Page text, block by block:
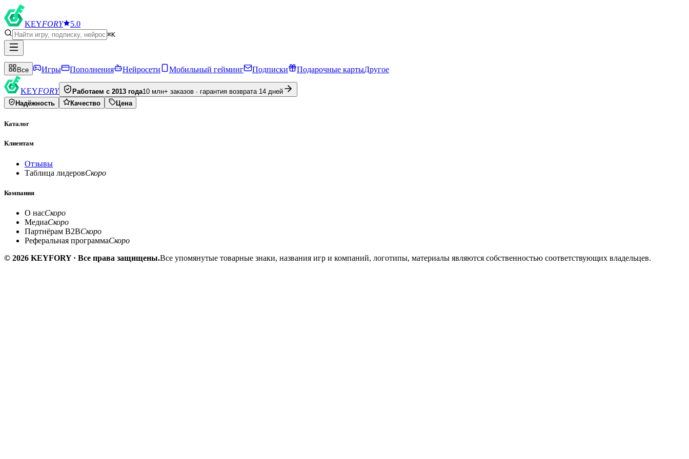
KEYFORY 5.0
⌘K
Все Игры Пополнения Нейросети Мобильный гейминг Подписки Подарочные картыДругое
KEYFORY Работаем с 2013 года10 млн+ заказов · гарантия возврата 14 дней
Надёжность
Качество Цена
Каталог
Клиентам
Отзывы
Таблица лидеровСкоро
Компания
О насСкоро
МедиаСкоро
Партнёрам B2BСкоро
Реферальная программаСкоро
© 2026 KEYFORY · Все права защищены.Все упомянутые товарные знаки, названия игр и компаний, логотипы, материалы являются собственностью соответствующих владельцев.